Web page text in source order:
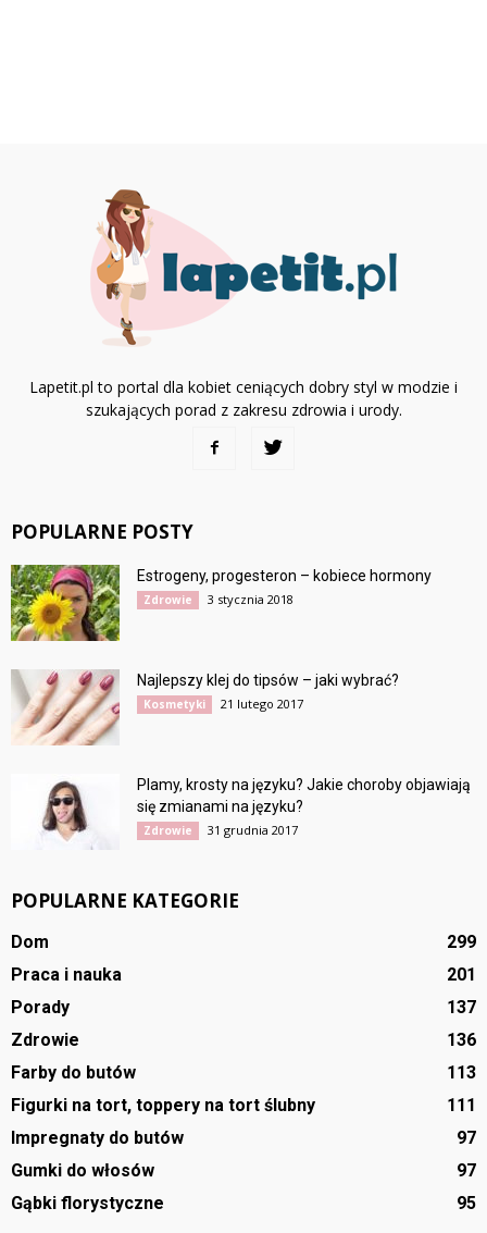
Lapetit.pl to portal dla kobiet ceniących dobry styl w modzie i
szukających porad z zakresu zdrowia i urody.
POPULARNE POSTY
Estrogeny, progesteron – kobiece hormony
Zdrowie 3 stycznia 2018
Najlepszy klej do tipsów – jaki wybrać?
Kosmetyki 21 lutego 2017
Plamy, krosty na języku? Jakie choroby objawiają
się zmianami na języku?
Zdrowie 31 grudnia 2017
POPULARNE KATEGORIE
Dom
299
Praca i nauka
201
Porady
137
Zdrowie
136
Farby do butów
113
Figurki na tort, toppery na tort ślubny
111
Impregnaty do butów
97
Gumki do włosów
97
Gąbki florystyczne
95